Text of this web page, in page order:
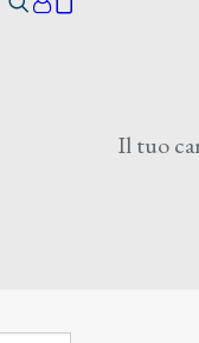
Il tuo